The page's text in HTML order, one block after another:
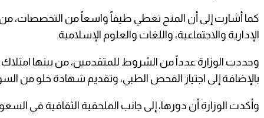
كما أشارت إلى أن المنح تغطي طيفاً واسعاً من التخصصات، من
الإدارية والاجتماعية، واللغات والعلوم الإسلامية.
وحددت الوزارة عدداً من الشروط للمتقدمين، من بينها
بالإضافة إلى اجتياز الفحص الطبي، وتقديم شهادة خلو من
وأكدت الوزارة أن دورها، إلى جانب الملحقية الثقافية في